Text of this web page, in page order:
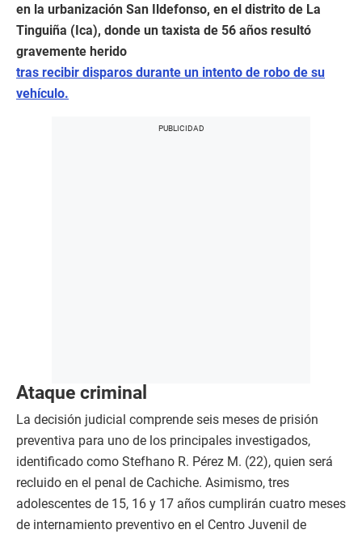
en la urbanización San Ildefonso, en el distrito de La
Tinguiña (Ica), donde un taxista de 56 años resultó
gravemente herido
tras recibir disparos durante un intento de robo de su
vehículo.
Ataque criminal
La decisión judicial comprende seis meses de prisión
preventiva para uno de los principales investigados,
identificado como Stefhano R. Pérez M. (22), quien será
recluido en el penal de Cachiche. Asimismo, tres
adolescentes de 15, 16 y 17 años cumplirán cuatro meses
de internamiento preventivo en el Centro Juvenil de